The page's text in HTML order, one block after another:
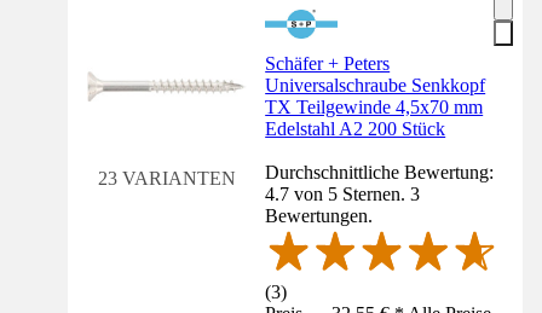
23 VARIANTEN
Schäfer + Peters
Universalschraube Senkkopf
TX Teilgewinde 4,5x70 mm
Edelstahl A2 200 Stück
Durchschnittliche Bewertung:
4.7 von 5 Sternen. 3
Bewertungen.
(3)